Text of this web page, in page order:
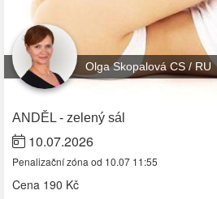
Olga Skopalová CS / RU
ANDĚL - zelený sál
10.07.2026
Penalizační zóna od 10.07 11:55
Cena 190 Kč